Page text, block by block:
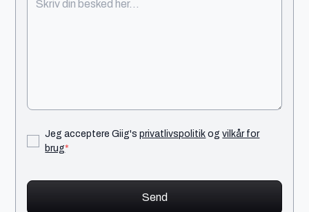
Jeg acceptere Giig'sprivatlivspolitikogvilkår for
brug*